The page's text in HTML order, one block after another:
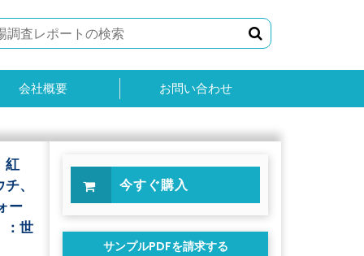
会社概要 お問い合わせ
紅
、
ー
：世
今すぐ購入
サンプルPDFを請求する